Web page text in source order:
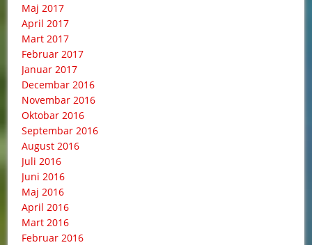
Maj 2017
April 2017
Mart 2017
Februar 2017
Januar 2017
Decembar 2016
Novembar 2016
Oktobar 2016
Septembar 2016
August 2016
Juli 2016
Juni 2016
Maj 2016
April 2016
Mart 2016
Februar 2016